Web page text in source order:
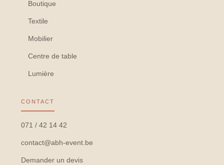
Boutique
Textile
Mobilier
Centre de table
Lumière
CONTACT
071 / 42 14 42
contact@abh-event.be
Demander un devis